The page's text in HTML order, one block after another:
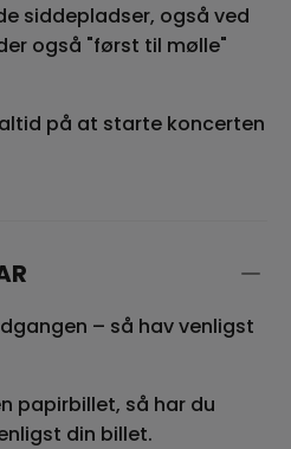
siddepladser, også ved
også "først til mølle"
på at starte koncerten
– så hav venligst
papirbillet, så har du
din billet.